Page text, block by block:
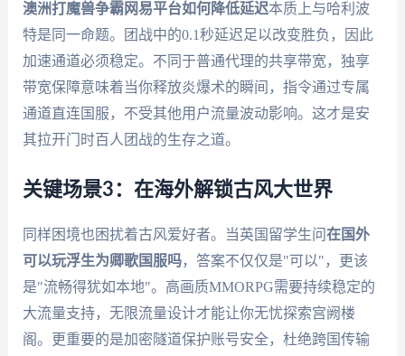
澳洲打魔兽争霸网易平台如何降低延迟本质上与哈利波
特是同一命题。团战中的0.1秒延迟足以改变胜负，因此
加速通道必须稳定。不同于普通代理的共享带宽，独享
带宽保障意味着当你释放炎爆术的瞬间，指令通过专属
通道直连国服，不受其他用户流量波动影响。这才是安
其拉开门时百人团战的生存之道。
关键场景3：在海外解锁古风大世界
同样困境也困扰着古风爱好者。当英国留学生问 在国外
可以玩浮生为卿歌国服吗，答案不仅仅是"可以"，更该
是"流畅得犹如本地"。高画质MMORPG需要持续稳定的
大流量支持，无限流量设计才能让你无忧探索宫阙楼
阁。更重要的是加密隧道保护账号安全，杜绝跨国传输